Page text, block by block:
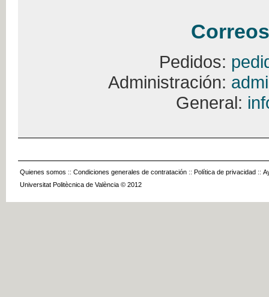
Pedidos:
Administración:
General:
Quienes somos :: Condiciones generales de contratación :: Política de privacidad ::
Universitat Politècnica de València © 2012